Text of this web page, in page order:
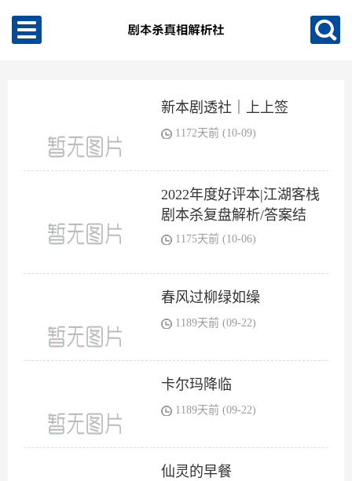
新本剧透社｜上上签
1172天前 (10-09)
2022年度好评本|江湖客栈
剧本杀复盘解析/答案结
1175天前 (10-06)
春风过柳绿如缲
1189天前 (09-22)
卡尔玛降临
1189天前 (09-22)
仙灵的早餐